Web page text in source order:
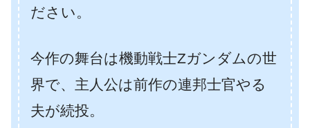
ださい。
今作の舞台は機動戦士Zガンダムの世
界で、主人公は前作の連邦士官やる
夫が続投。